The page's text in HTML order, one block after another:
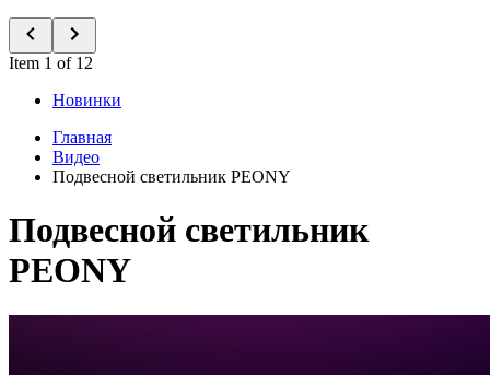
Item 1 of 12
Новинки
Главная
Видео
Подвесной светильник PEONY
Подвесной светильник
PEONY